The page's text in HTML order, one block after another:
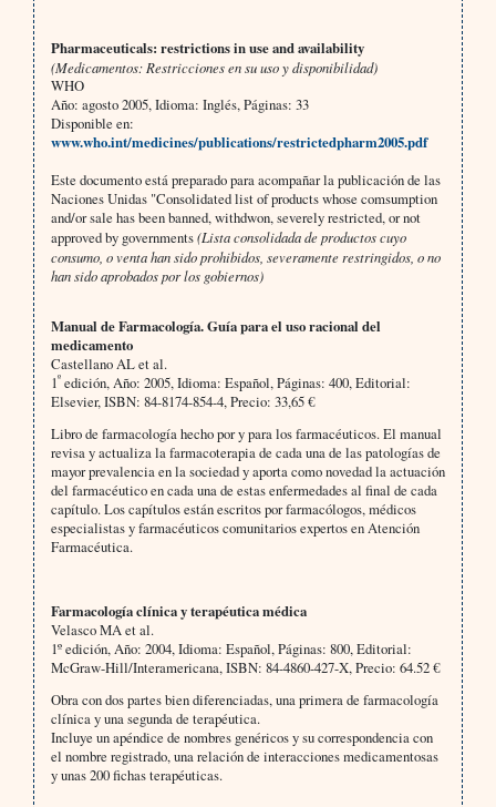
Pharmaceuticals: restrictions in use and availability
(Medicamentos: Restricciones en su uso y disponibilidad)
WHO
Año: agosto 2005, Idioma: Inglés, Páginas: 33
Disponible en:
www.who.int/medicines/publications/restrictedpharm2005.pdf
Este documento está preparado para acompañar la publicación de las
Naciones Unidas "Consolidated list of products whose comsumption
and/or sale has been banned, withdwon, severely restricted, or not
approved by governments(Lista consolidada de productos cuyo
consumo, o venta han sido prohibidos, severamente restringidos, o no
han sido aprobados por los gobiernos)
Manual de Farmacología. Guía para el uso racional del
medicamento
Castellano AL et al.
1ºedición, Año: 2005, Idioma: Español, Páginas: 400, Editorial:
Elsevier, ISBN: 84-8174-854-4, Precio: 33,65 €
Libro de farmacología hecho por y para los farmacéuticos. El manual
revisa y actualiza la farmacoterapia de cada una de las patologías de
mayor prevalencia en la sociedad y aporta como novedad la actuación
del farmacéutico en cada una de estas enfermedades al final de cada
capítulo. Los capítulos están escritos por farmacólogos, médicos
especialistas y farmacéuticos comunitarios expertos en Atención
Farmacéutica.
Farmacología clínica y terapéutica médica
Velasco MA et al.
1º edición, Año: 2004, Idioma: Español, Páginas: 800, Editorial:
McGraw-Hill/Interamericana, ISBN: 84-4860-427-X, Precio: 64.52 €
Obra con dos partes bien diferenciadas, una primera de farmacología
clínica y una segunda de terapéutica.
Incluye un apéndice de nombres genéricos y su correspondencia con
el nombre registrado, una relación de interacciones medicamentosas
y unas 200 fichas terapéuticas.